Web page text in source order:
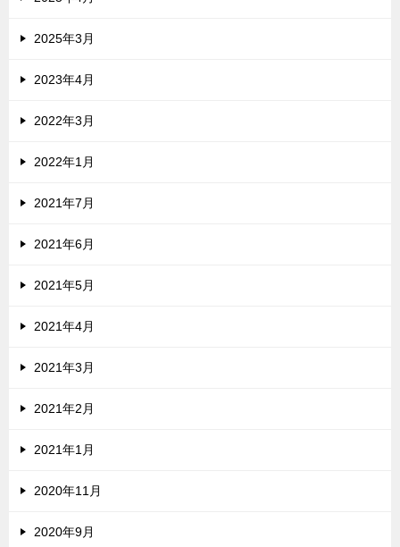
2025年3月
2023年4月
2022年3月
2022年1月
2021年7月
2021年6月
2021年5月
2021年4月
2021年3月
2021年2月
2021年1月
2020年11月
2020年9月